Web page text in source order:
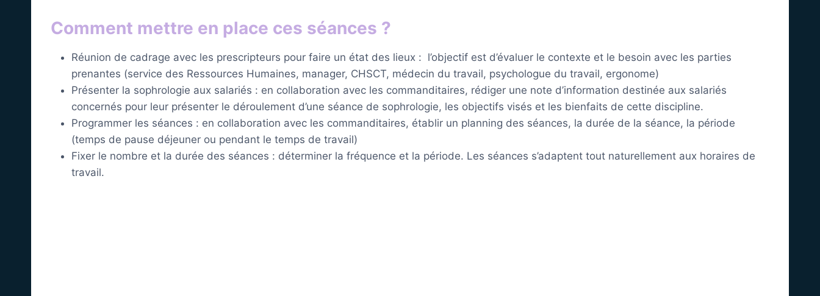
Comment mettre en place ces séances ?
Réunion de cadrage avec les prescripteurs pour faire un état des lieux : l’objectif est d’évaluer le contexte et le besoin avec les parties
prenantes (service des Ressources Humaines, manager, CHSCT, médecin du travail, psychologue du travail, ergonome)
Présenter la sophrologie aux salariés : en collaboration avec les commanditaires, rédiger une note d’information destinée aux salariés
concernés pour leur présenter le déroulement d’une séance de sophrologie, les objectifs visés et les bienfaits de cette discipline.
Programmer les séances : en collaboration avec les commanditaires, établir un planning des séances, la durée de la séance, la période
(temps de pause déjeuner ou pendant le temps de travail)
Fixer le nombre et la durée des séances : déterminer la fréquence et la période. Les séances s’adaptent tout naturellement aux horaires de
travail.